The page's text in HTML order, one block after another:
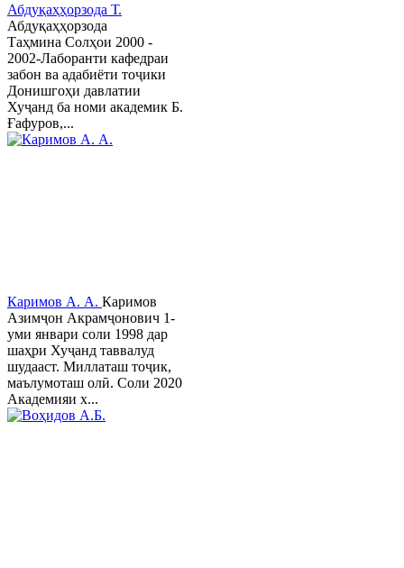
Абдуқаҳҳорзода Т.
Абдуқаҳҳорзода
Таҳмина Солҳои 2000 -
2002-Лаборанти кафедраи
забон ва адабиёти тоҷики
Донишгоҳи давлатии
Хуҷанд ба номи академик Б.
Ғафуров,...
Каримов А. А. Каримов
Азимҷон Акрамҷонович 1-
уми январи соли 1998 дар
шаҳри Хуҷанд таввалуд
шудааст. Миллаташ тоҷик,
маълумоташ олӣ. Соли 2020
Академияи х...